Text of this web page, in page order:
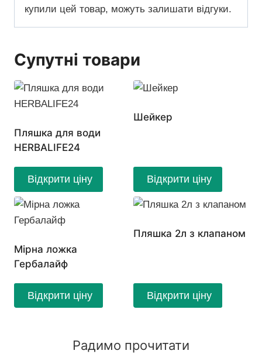
купили цей товар, можуть залишати відгуки.
Супутні товари
Пляшка для води
HERBALIFE24
Відкрити ціну
Шейкер
Відкрити ціну
Мірна ложка
Гербалайф
Відкрити ціну
Пляшка 2л з клапаном
Відкрити ціну
Радимо прочитати